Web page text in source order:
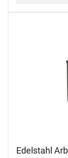
Edelstahl